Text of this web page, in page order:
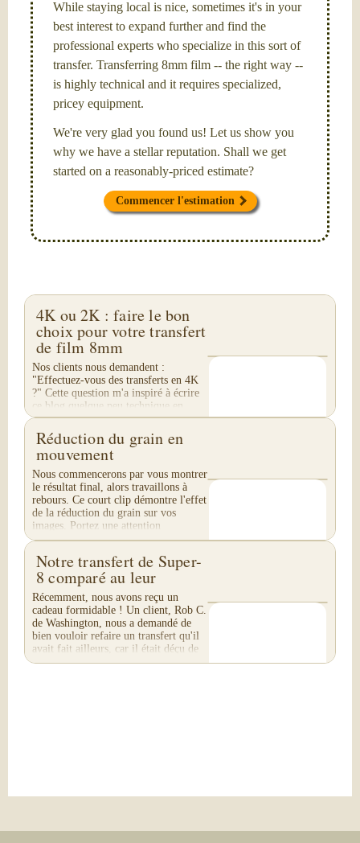
While staying local is nice, sometimes it's in your
best interest to expand further and find the
professional experts who specialize in this sort of
transfer. Transferring 8mm film -- the right way --
is highly technical and it requires specialized,
pricey equipment.
We're very glad you found us! Let us show you
why we have a stellar reputation. Shall we get
started on a reasonably-priced estimate?
Commencer l'estimation
4K ou 2K : faire le bon
choix pour votre transfert
de film 8mm
Nos clients nous demandent :
"Effectuez-vous des transferts en 4K
?" Cette question m'a inspiré à écrire
ce blog quelque peu technique en
quatre parties. Nous ne réalisons pas
de transfert...
Réduction du grain en
mouvement
Nous commencerons par vous montrer
le résultat final, alors travaillons à
rebours. Ce court clip démontre l'effet
de la réduction du grain sur vos
images. Portez une attention
particulière...
Notre transfert de Super-
8 comparé au leur
Récemment, nous avons reçu un
cadeau formidable ! Un client, Rob C.
de Washington, nous a demandé de
bien vouloir refaire un transfert qu'il
avait fait ailleurs, car il était déçu de
leur...